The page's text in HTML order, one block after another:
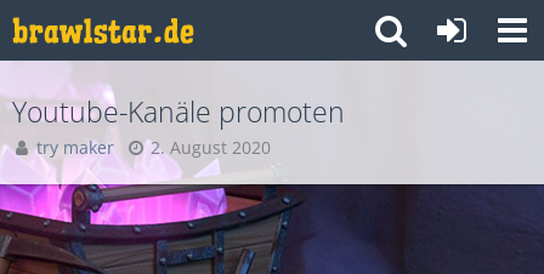
Youtube-Kanäle promoten
try maker 2. August 2020